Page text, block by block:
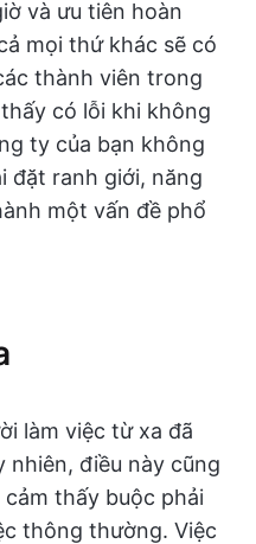
và ưu tiên hoàn
mọi thứ khác sẽ có
thành viên trong
có lỗi khi không
ty của bạn không
đặt ranh giới, năng
một vấn đề phổ
làm việc từ xa đã
nhiên, điều này cũng
thấy buộc phải
thông thường. Việc